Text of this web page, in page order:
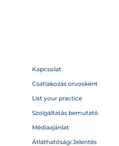
Kapcsolat
Csatlakozás orvosként
List your practice
Szolgáltatás bemutató
Médiaajánlat
Átláthatósági Jelentés